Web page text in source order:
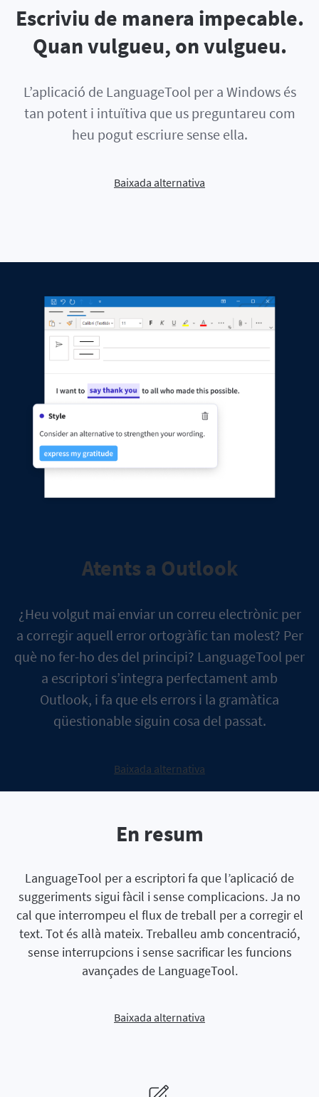
Escriviu de manera impecable.
Quan vulgueu, on vulgueu.
L’aplicació de LanguageTool per a Windows és
tan potent i intuïtiva que us preguntareu com
heu pogut escriure sense ella.
Baixada alternativa
Atents a Outlook
¿Heu volgut mai enviar un correu electrònic per
a corregir aquell error ortogràfic tan molest? Per
què no fer-ho des del principi? LanguageTool per
a escriptori s’integra perfectament amb
Outlook, i fa que els errors i la gramàtica
qüestionable siguin cosa del passat.
Baixada alternativa
En resum
LanguageTool per a escriptori fa que l’aplicació de
suggeriments sigui fàcil i sense complicacions. Ja no
cal que interrompeu el flux de treball per a corregir el
text. Tot és allà mateix. Treballeu amb concentració,
sense interrupcions i sense sacrificar les funcions
avançades de LanguageTool.
Baixada alternativa